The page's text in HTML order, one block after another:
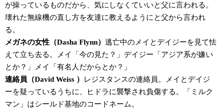
が操っているものだから、気にしなくていいと父に言われる。
壊れた無線機の直し方を友達に教えるようにと父から言われ
る。
メガネの女性（Dasha Flynn） 逃亡中のメイとデイジーを見て怯
えて立ち去る。メイ「今の見た？」デイジー「アジア系が嫌い
とか？」メイ「有名人だからとか？」
連絡員（David Weiss ）
レジスタンスの連絡員。メイとデイジ
ーを疑っているうちに、ヒドラに襲撃され負傷する。「ミルク
マン」はシールド基地のコードネーム。